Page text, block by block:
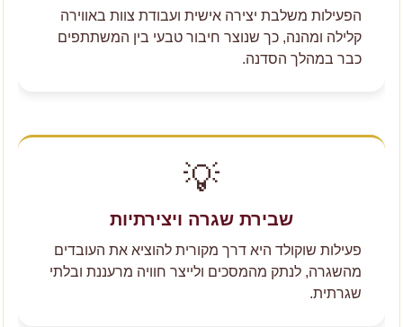
הפעילות משלבת יצירה אישית ועבודת צוות באווירה
קלילה ומהנה, כך שנוצר חיבור טבעי בין המשתתפים
כבר במהלך הסדנה.
💡
שבירת שגרה ויצירתיות
פעילות שוקולד היא דרך מקורית להוציא את העובדים
מהשגרה, לנתק מהמסכים ולייצר חוויה מרעננת ובלתי
שגרתית.